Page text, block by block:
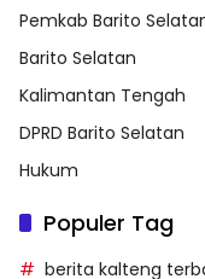
Pemkab Barito
Barito Selatan
Kalimantan Tengah
DPRD Barito Selatan
Hukum
Populer Tag
berita kalteng